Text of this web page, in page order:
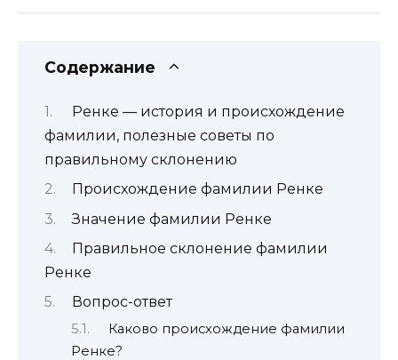
Содержание
Ренке — история и происхождение
фамилии, полезные советы по
правильному склонению
Происхождение фамилии Ренке
Значение фамилии Ренке
Правильное склонение фамилии
Ренке
Вопрос-ответ
Каково происхождение фамилии
Ренке?